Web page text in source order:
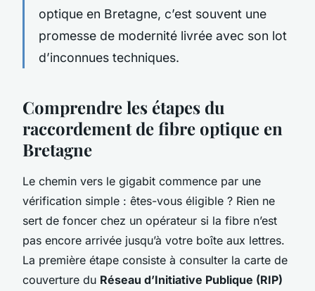
optique en Bretagne, c’est souvent une
promesse de modernité livrée avec son lot
d’inconnues techniques.
Comprendre les étapes du
raccordement de fibre optique en
Bretagne
Le chemin vers le gigabit commence par une
vérification simple : êtes-vous éligible ? Rien ne
sert de foncer chez un opérateur si la fibre n’est
pas encore arrivée jusqu’à votre boîte aux lettres.
La première étape consiste à consulter la carte de
couverture du Réseau d’Initiative Publique (RIP)